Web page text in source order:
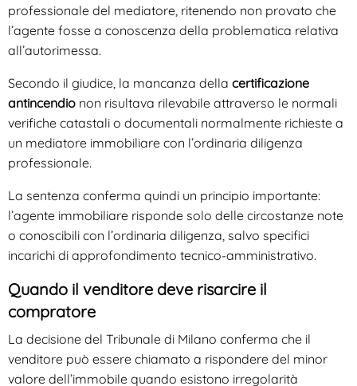
professionale del mediatore, ritenendo non provato che
l’agente fosse a conoscenza della problematica relativa
all’autorimessa.
Secondo il giudice, la mancanza della certificazione
antincendio non risultava rilevabile attraverso le normali
verifiche catastali o documentali normalmente richieste a
un mediatore immobiliare con l’ordinaria diligenza
professionale.
La sentenza conferma quindi un principio importante:
l’agente immobiliare risponde solo delle circostanze note
o conoscibili con l’ordinaria diligenza, salvo specifici
incarichi di approfondimento tecnico-amministrativo.
Quando il venditore deve risarcire il
compratore
La decisione del Tribunale di Milano conferma che il
venditore può essere chiamato a rispondere del minor
valore dell’immobile quando esistono irregolarità